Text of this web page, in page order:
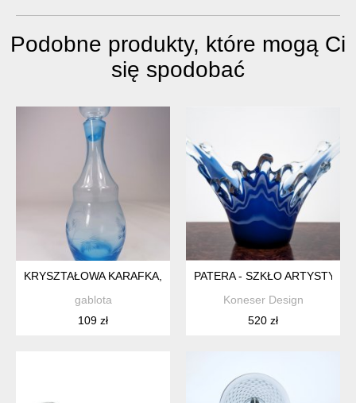
Podobne produkty, które mogą Ci
się spodobać
KRYSZTAŁOWA KARAFKA, LATA 60
gablota
109 zł
PATERA - SZKŁO
Koneser Design
520 zł